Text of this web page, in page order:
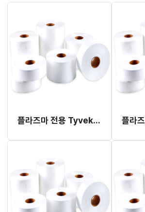
플라즈마 전용 Tyvek 롤 파우치 5cm x 100m